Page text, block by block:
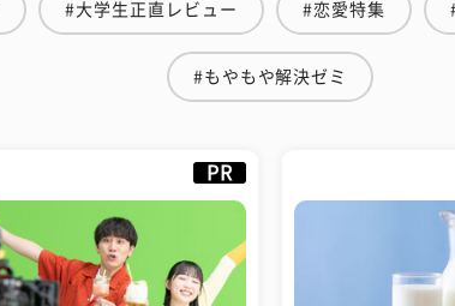
#大学生正直レビュー #恋愛特集
#もやもや解決ゼミ
PR